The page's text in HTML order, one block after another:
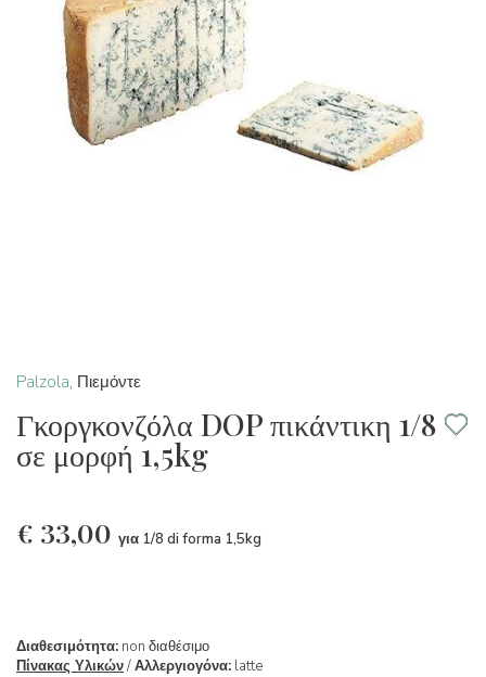
Palzola, Πιεμόντε
Γκοργκονζόλα DOP πικάντικη 1/8
σε μορφή 1,5kg
€ 33,00 για 1/8 di forma 1,5kg
Διαθεσιμότητα: non διαθέσιμο
Πίνακας Υλικών/Αλλεργιογόνα: latte